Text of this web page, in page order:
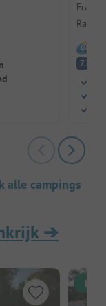
7.7
alle campings
➔